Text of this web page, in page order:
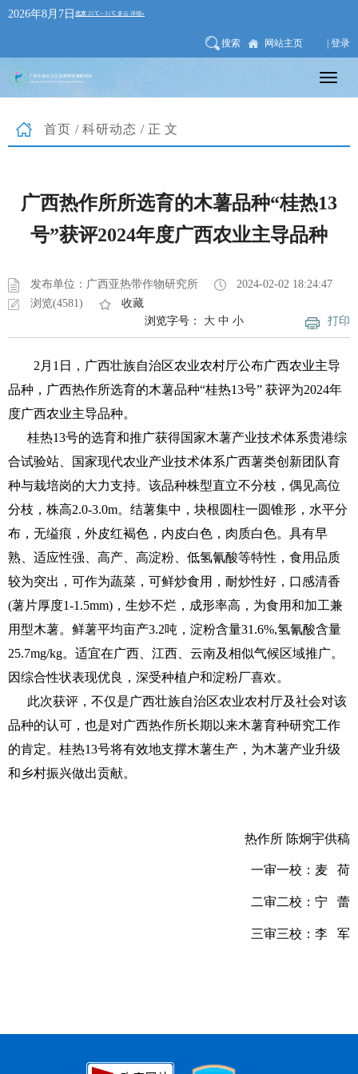
2026年8月7日
搜索 网站主页 | 登录
首页 / 科研动态 /正文
广西热作所所选育的木薯品种“桂热13
号”获评2024年度广西农业主导品种
发布单位：广西亚热带作物研究所
2024-02-02 18:24:47
浏览(4581)
收藏
打印
浏览字号： 大 中 小
2月1日，广西壮族自治区农业农村厅公布广西农业主导
品种，广西热作所选育的木薯品种“桂热13号” 获评为2024年
度广西农业主导品种。
桂热13号的选育和推广获得国家木薯产业技术体系贵港综
合试验站、国家现代农业产业技术体系广西薯类创新团队育
种与栽培岗的大力支持。该品种株型直立不分枝，偶见高位
分枝，株高2.0-3.0m。结薯集中，块根圆柱一圆锥形，水平分
布，无缢痕，外皮红褐色，内皮白色，肉质白色。具有早
熟、适应性强、高产、高淀粉、低氢氰酸等特性，食用品质
较为突出，可作为蔬菜，可鲜炒食用，耐炒性好，口感清香
(薯片厚度1-1.5mm)，生炒不烂，成形率高，为食用和加工兼
用型木薯。鲜薯平均亩产3.2吨，淀粉含量31.6%,氢氰酸含量
25.7mg/kg。适宜在广西、江西、云南及相似气候区域推广。
因综合性状表现优良，深受种植户和淀粉厂喜欢。
此次获评，不仅是广西壮族自治区农业农村厅及社会对该
品种的认可，也是对广西热作所长期以来木薯育种研究工作
的肯定。桂热13号将有效地支撑木薯生产，为木薯产业升级
和乡村振兴做出贡献。
热作所 陈炯宇供稿
一审一校：麦 荷
二审二校：宁 蕾
三审三校：李 军